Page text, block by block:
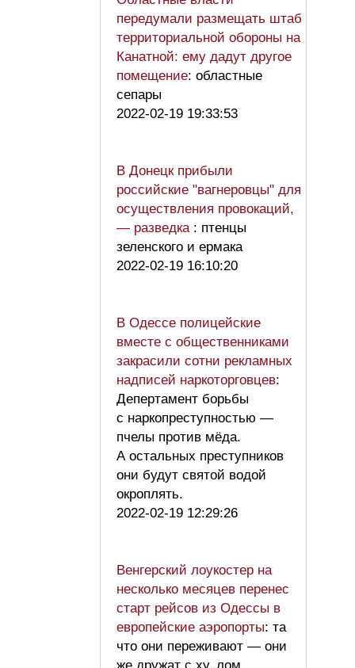
передумали размещать штаб
территориальной обороны на
Канатной: ему дадут другое
помещение: областные
сепары
2022-02-19 19:33:53
В Донецк прибыли
российские "вагнеровцы" для
осуществления провокаций,
— разведка : птенцы
зеленского и ермака
2022-02-19 16:10:20
В Одессе полицейские
вместе с общественниками
закрасили сотни рекламных
надписей наркоторговцев:
Депертамент борьбы
с наркопреступностью —
пчелы против мёда.
А остальных преступников
они будут святой водой
окроплять.
2022-02-19 12:29:26
Венгерский лоукостер на
несколько месяцев перенес
старт рейсов из Одессы в
европейские аэропорты: та
что они переживают — они